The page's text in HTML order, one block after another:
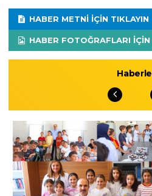
HABER METNI IÇIN TIKLAYIN
HABER FOTOĞRAFLARI IÇIN